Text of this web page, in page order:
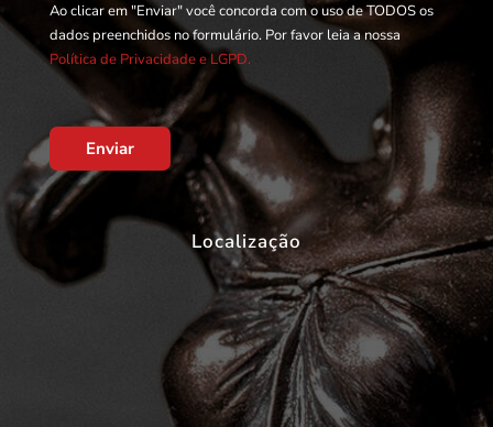
Ao clicar em "Enviar" você concorda com o uso de TODOS os
dados preenchidos no formulário. Por favor leia a nossa
Política de Privacidade e LGPD.
Enviar
Localização